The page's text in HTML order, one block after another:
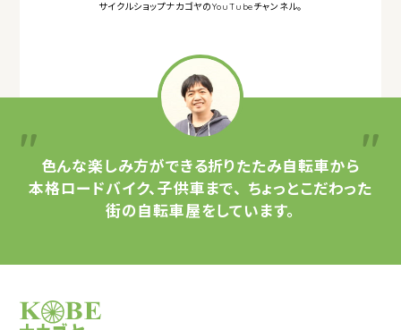
サイクルショップナカゴヤのYouTubeチャンネル。
色んな楽しみ方ができる折りたたみ自転車から
本格ロードバイク、子供車まで、 ちょっとこだわった
街の自転車屋をしています。
サイクルショップナカゴヤ